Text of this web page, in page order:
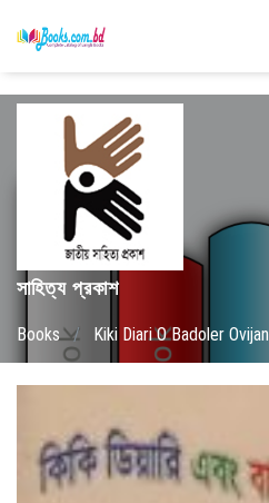
সাহিত্য প্রকাশ
Books / Kiki Diari O Badoler Ovijan